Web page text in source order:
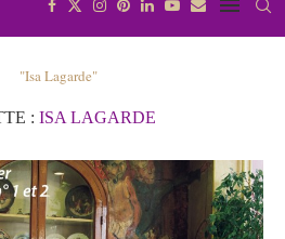
"Isa Lagarde"
: ISA LAGARDE